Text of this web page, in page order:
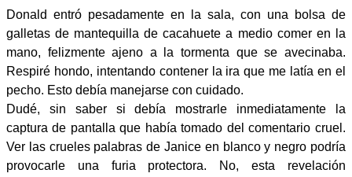
Donald entró pesadamente en la sala, con una bolsa de
galletas de mantequilla de cacahuete a medio comer en la
mano, felizmente ajeno a la tormenta que se avecinaba.
Respiré hondo, intentando contener la ira que me latía en el
pecho. Esto debía manejarse con cuidado.
Dudé, sin saber si debía mostrarle inmediatamente la
captura de pantalla que había tomado del comentario cruel.
Ver las crueles palabras de Janice en blanco y negro podría
provocarle una furia protectora. No, esta revelación